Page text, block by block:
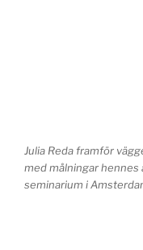
Julia Reda framför
med målningar
seminarium i